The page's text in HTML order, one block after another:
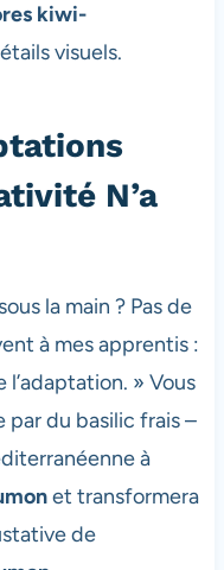
kiwi-
visuels.
N’a
la main ? Pas de
à mes apprentis :
l’adaptation. » Vous
du basilic frais –
à
et transformera
de